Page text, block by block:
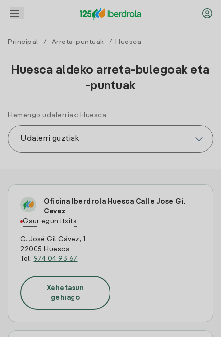
Principal / Arreta-puntuak / Huesca
Huesca aldeko arreta-bulegoak eta
-puntuak
Hemengo udalerriak: Huesca
Oficina Iberdrola Huesca Calle Jose Gil
Cavez
Gaur egun itxita
C. José Gil Cávez, 1
22005 Huesca
Tel: 974 04 93 67
Xehetasun
gehiago